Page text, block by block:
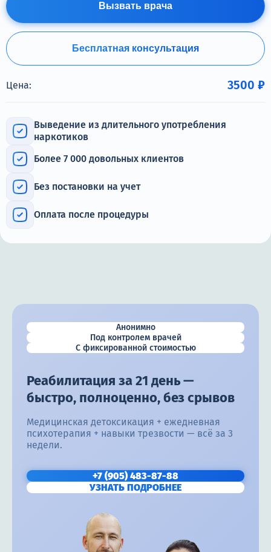
+7 (905) 483-87-88
Москва, 1-й Новокузнецкий переулок, 10с1
Вызвать врача
Бесплатная консультация
Цена: 3500 ₽
Выведение из длительного употребления
наркотиков
Более 7 000 довольных клиентов
Без постановки на учет
Оплата после процедуры
Анонимно
Под контролем врачей
С фиксированной стоимостью
Реабилитация за 21 день —
быстро, полноценно, без срывов
Медицинская детоксикация + ежедневная
психотерапия + навыки трезвости — всё за 3
недели.
+7 (905) 483-87-88
УЗНАТЬ ПОДРОБНЕЕ